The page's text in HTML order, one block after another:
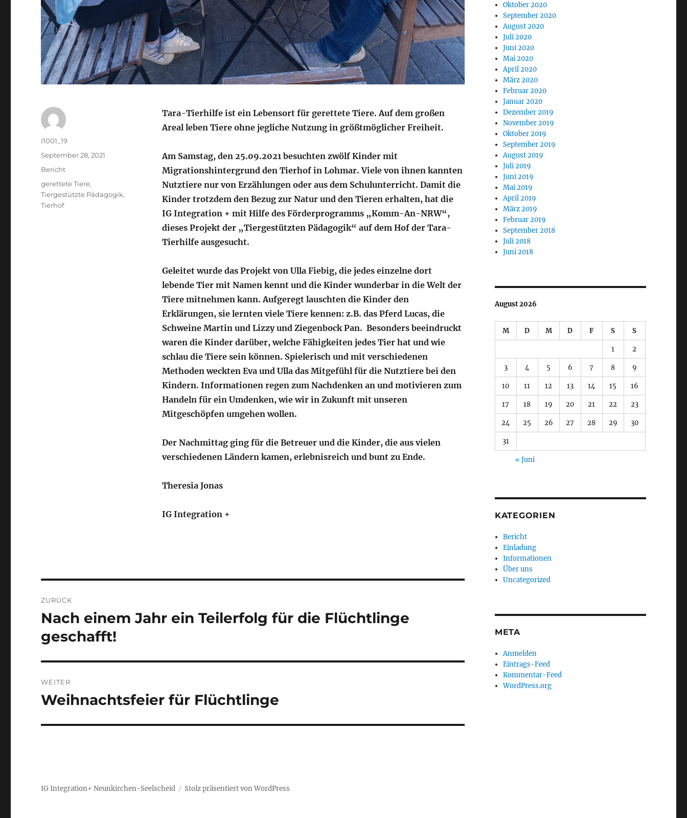
Tara-Tierhilfe ist ein Lebensort für gerettete Tiere. Auf dem großen
Areal leben Tiere ohne jegliche Nutzung in größtmöglicher Freiheit.
Am Samstag, den 25.09.2021 besuchten zwölf Kinder mit
Migrationshintergrund den Tierhof in Lohmar. Viele von ihnen kannten
Nutztiere nur von Erzählungen oder aus dem Schulunterricht. Damit die
Kinder trotzdem den Bezug zur Natur und den Tieren erhalten, hat die
IG Integration + mit Hilfe des Förderprogramms „Komm-An-NRW“,
dieses Projekt der „Tiergestützten Pädagogik“ auf dem Hof der Tara-
Tierhilfe ausgesucht.
Geleitet wurde das Projekt von Ulla Fiebig, die jedes einzelne dort
lebende Tier mit Namen kennt und die Kinder wunderbar in die Welt der
Tiere mitnehmen kann. Aufgeregt lauschten die Kinder den
Erklärungen, sie lernten viele Tiere kennen: z.B. das Pferd Lucas, die
Schweine Martin und Lizzy und Ziegenbock Pan. Besonders beeindruckt
waren die Kinder darüber, welche Fähigkeiten jedes Tier hat und wie
schlau die Tiere sein können. Spielerisch und mit verschiedenen
Methoden weckten Eva und Ulla das Mitgefühl für die Nutztiere bei den
Kindern. Informationen regen zum Nachdenken an und motivieren zum
Handeln für ein Umdenken, wie wir in Zukunft mit unseren
Mitgeschöpfen umgehen wollen.
Der Nachmittag ging für die Betreuer und die Kinder, die aus vielen
verschiedenen Ländern kamen, erlebnisreich und bunt zu Ende.
Theresia Jonas
IG Integration +
Autor
I1001_19
Veröffentlicht
September 28, 2021
Kategorien
Bericht
Schlagwörter
gerettete Tiere,
Tiergestützte Pädagogik,
Tierhof
ZURÜCK
Vorheriger
Nach einem Jahr ein Teilerfolg für die Flüchtlinge
geschafft!
WEITER
Nächster
Weihnachtsfeier für Flüchtlinge
Oktober 2020
September 2020
August 2020
Juli 2020
Juni 2020
Mai 2020
April 2020
März 2020
Februar 2020
Januar 2020
Dezember 2019
November 2019
Oktober 2019
September 2019
August 2019
Juli 2019
Juni 2019
Mai 2019
April 2019
März 2019
Februar 2019
September 2018
Juli 2018
Juni 2018
August 2026
M D M D F S S
1 2
3 4 5 6 7 8 9
10 11 12 13 14 15 16
17 18 19 20 21 22 23
24 25 26 27 28 29 30
31
« Juni
KATEGORIEN
Bericht
Einladung
Informationen
Über uns
Uncategorized
META
Anmelden
Eintrags-Feed
Kommentar-Feed
WordPress.org
IG Integration+ Neunkirchen-Seelscheid Stolz präsentiert von WordPress